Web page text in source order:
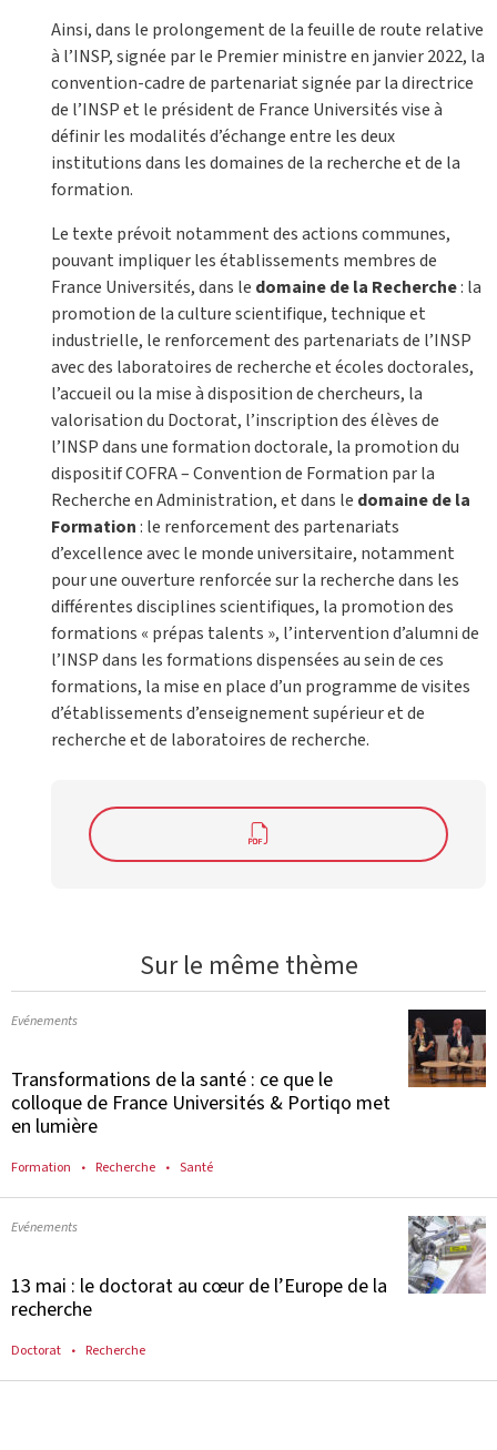
Ainsi, dans le prolongement de la feuille de route relative
à l’INSP, signée par le Premier ministre en janvier 2022, la
convention-cadre de partenariat signée par la directrice
de l’INSP et le président de France Universités vise à
définir les modalités d’échange entre les deux
institutions dans les domaines de la recherche et de la
formation.
Le texte prévoit notamment des actions communes,
pouvant impliquer les établissements membres de
France Universités, dans le domaine de la Recherche: la
promotion de la culture scientifique, technique et
industrielle, le renforcement des partenariats de l’INSP
avec des laboratoires de recherche et écoles doctorales,
l’accueil ou la mise à disposition de chercheurs, la
valorisation du Doctorat, l’inscription des élèves de
l’INSP dans une formation doctorale, la promotion du
dispositif COFRA – Convention de Formation par la
Recherche en Administration, et dans le domaine de la
Formation: le renforcement des partenariats
d’excellence avec le monde universitaire, notamment
pour une ouverture renforcée sur la recherche dans les
différentes disciplines scientifiques, la promotion des
formations « prépas talents », l’intervention d’alumni de
l’INSP dans les formations dispensées au sein de ces
formations, la mise en place d’un programme de visites
d’établissements d’enseignement supérieur et de
recherche et de laboratoires de recherche.
Sur le même thème
Evénements
Transformations de la santé : ce que le
colloque de France Universités & Portiqo met
en lumière
Formation Recherche Santé
Evénements
13 mai : le doctorat au cœur de l’Europe de la
recherche
Doctorat Recherche